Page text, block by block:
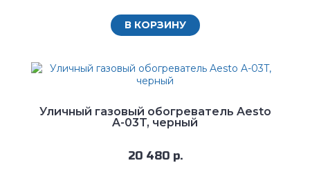
В КОРЗИНУ
Уличный газовый обогреватель Aesto
A-03T, черный
20 480 р.